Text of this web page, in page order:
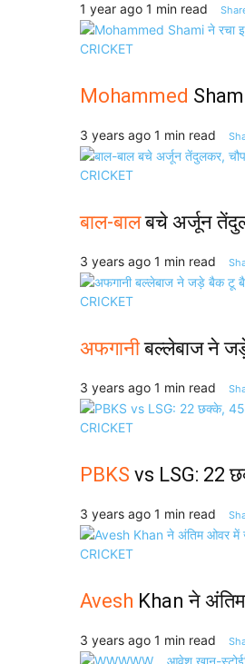
1 year ago 1 min read
CRICKET
Mohammed Shami
3 years ago 1 min read
CRICKET
बाल-बालबचे अर्जून
3 years ago 1 min read
CRICKET
अफगानीबल्लेबाज ने जड़े
3 years ago 1 min read
CRICKET
PBKS vs LSG: 22
3 years ago 1 min read
CRICKET
Avesh Khan ने अंतिम
3 years ago 1 min read